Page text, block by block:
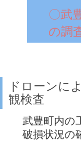
〇武
の調
ドローンに
観検査
武豊町内の
破損状況の